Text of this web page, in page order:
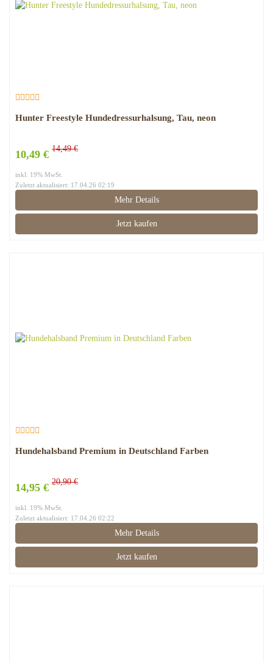
Hunter Freestyle Hundedressurhalsung, Tau, neon
10,49 € 14,49 €
inkl. 19% MwSt.
Zuletzt aktualisiert: 17.04.26 02:19
Mehr Details
Jetzt kaufen
Hundehalsband Premium in Deutschland Farben
14,95 € 20,90 €
inkl. 19% MwSt.
Zuletzt aktualisiert: 17.04.26 02:22
Mehr Details
Jetzt kaufen